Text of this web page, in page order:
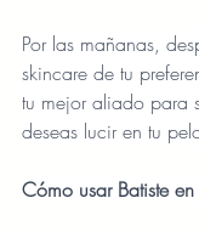
Por las mañanas,
skincare de tu
tu mejor aliado para
deseas lucir en tu
Cómo usar Batiste